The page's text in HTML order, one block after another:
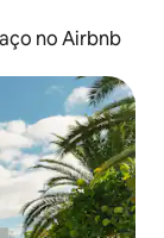
no Airbnb